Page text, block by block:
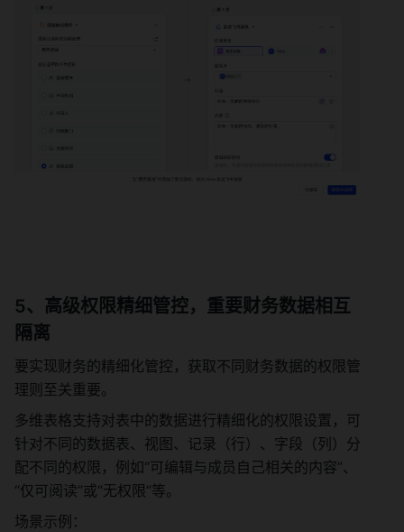
5、高级权限精细管控，重要财务数据相互
隔离
要实现财务的精细化管控，获取不同财务数据的权限管
理则至关重要。
多维表格支持对表中的数据进行精细化的权限设置，可
针对不同的数据表、视图、记录（行）、字段（列）分
配不同的权限，例如“可编辑与成员自己相关的内容”、
“仅可阅读”或“无权限”等。
场景示例：